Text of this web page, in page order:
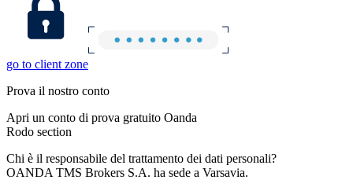
go to client zone
Prova il nostro conto
Apri un conto di prova gratuito Oanda
Rodo section
Chi è il responsabile del trattamento dei dati personali?
OANDA TMS Brokers S.A. ha sede a Varsavia.